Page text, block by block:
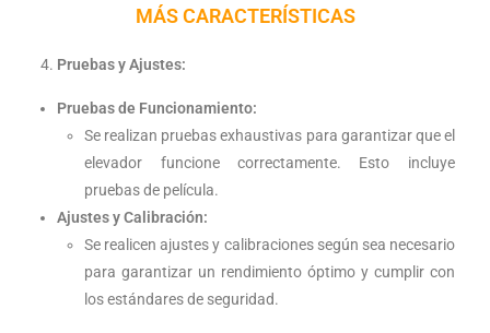
MÁS CARACTERÍSTICAS
Pruebas y Ajustes:
Pruebas de Funcionamiento:
Se realizan pruebas exhaustivas para garantizar que el
elevador funcione correctamente. Esto incluye
pruebas de película.
Ajustes y Calibración:
Se realicen ajustes y calibraciones según sea necesario
para garantizar un rendimiento óptimo y cumplir con
los estándares de seguridad.